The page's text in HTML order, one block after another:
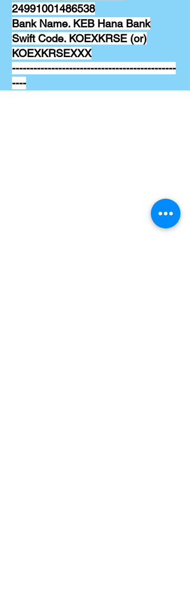
24991001486538
Bank Name. KEB Hana Bank
Swift Code. KOEXKRSE (or)
KOEXKRSEXXX
----------------------------------------------
----